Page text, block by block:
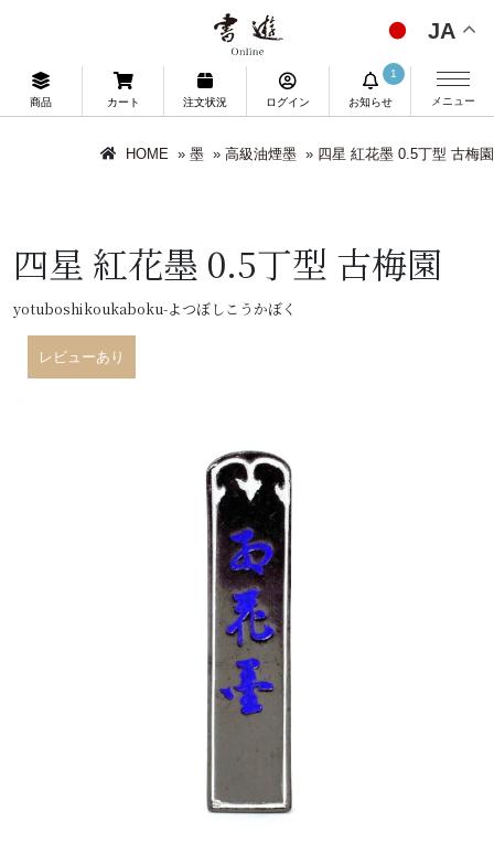
JA
商品 カート 注文状況 ログイン お知らせ
1
メニュー
HOME » 墨 » 高級油煙墨 » 四星 紅花墨 0.5丁型 古梅園
四星 紅花墨 0.5丁型 古梅園
yotuboshikoukaboku-よつぼしこうかぼく
レビューあり